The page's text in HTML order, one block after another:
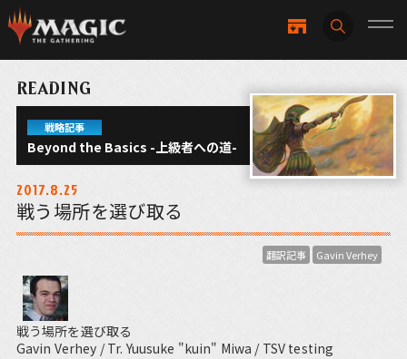
READING
戦略記事
Beyond the Basics -上級者への道-
2017.8.25
戦う場所を選び取る
翻訳記事 Gavin Verhey
戦う場所を選び取る
Gavin Verhey / Tr. Yuusuke "kuin" Miwa / TSV testing